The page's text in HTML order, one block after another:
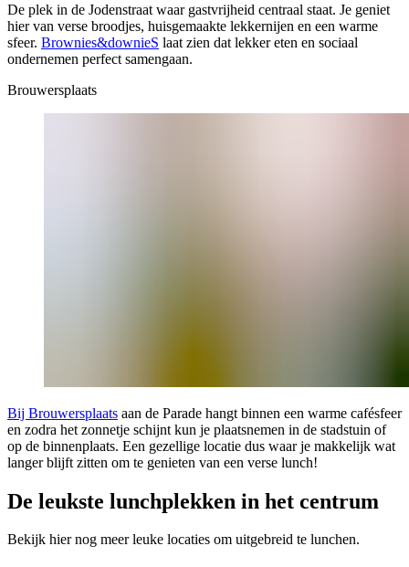
De plek in de Jodenstraat waar gastvrijheid centraal staat. Je geniet
hier van verse broodjes, huisgemaakte lekkernijen en een warme
sfeer. Brownies&downieS laat zien dat lekker eten en sociaal
ondernemen perfect samengaan.
Brouwersplaats
Bij Brouwersplaats aan de Parade hangt binnen een warme cafésfeer
en zodra het zonnetje schijnt kun je plaatsnemen in de stadstuin of
op de binnenplaats. Een gezellige locatie dus waar je makkelijk wat
langer blijft zitten om te genieten van een verse lunch!
De leukste lunchplekken in het centrum
Bekijk hier nog meer leuke locaties om uitgebreid te lunchen.